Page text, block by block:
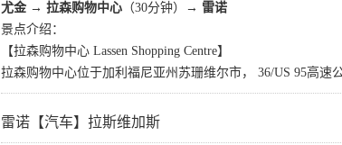
尤金 → 拉森购物中心 （30分钟）
→ 雷诺
景点介绍：
【拉森购物中心 Lassen Shopping Centre】
拉森购物中心位于加利福尼亚州苏珊维尔市， 36/US 95高速
雷诺【汽车】拉斯维加斯